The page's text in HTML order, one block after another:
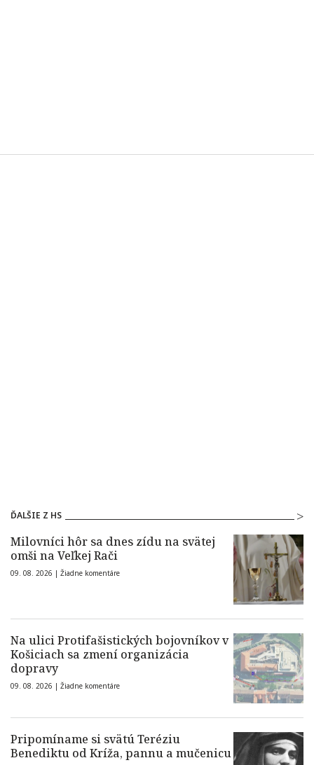
ĎALŠIE Z HS
Milovníci hôr sa dnes zídu na svätej
omši na Veľkej Rači
09. 08. 2026 | Žiadne komentáre
Na ulici Protifašistických bojovníkov v
Košiciach sa zmení organizácia
dopravy
09. 08. 2026 | Žiadne komentáre
Pripomíname si svätú Teréziu
Benediktu od Kríža, pannu a mučenicu